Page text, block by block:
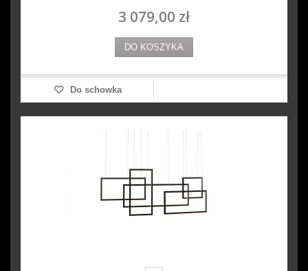
3 079,00 zł
DO KOSZYKA
Do schowka